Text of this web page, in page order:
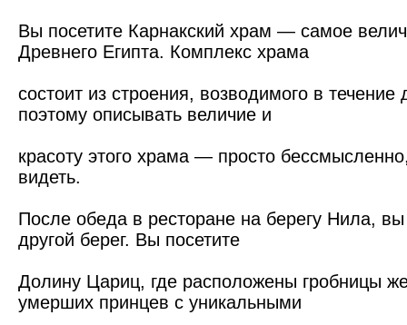
Вы посетите Карнакский храм — самое
Древнего Египта. Комплекс храма
состоит из строения, возводимого в течение
поэтому описывать величие и
красоту этого храма — просто
видеть.
После обеда в ресторане на берегу Нила,
другой берег. Вы посетите
Долину Цариц, где расположены гробницы
умерших принцев с уникальными